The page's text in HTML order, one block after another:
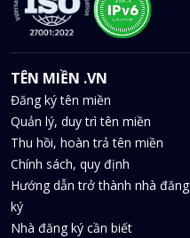
TÊN MIỀN .VN
Đăng ký tên miền
Quản lý, duy trì tên miền
Thu hồi, hoàn trả tên miền
Chính sách, quy định
Hướng dẫn trở thành nhà đăng
ký
Nhà đăng ký cần biết